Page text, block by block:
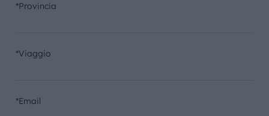
*Provincia
*Viaggio
*Email